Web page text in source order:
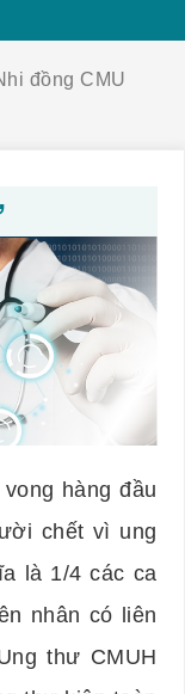
đồng CMU
hàng đầu
chết vì ung
là 1/4 các ca
nhân có liên
thư CMUH